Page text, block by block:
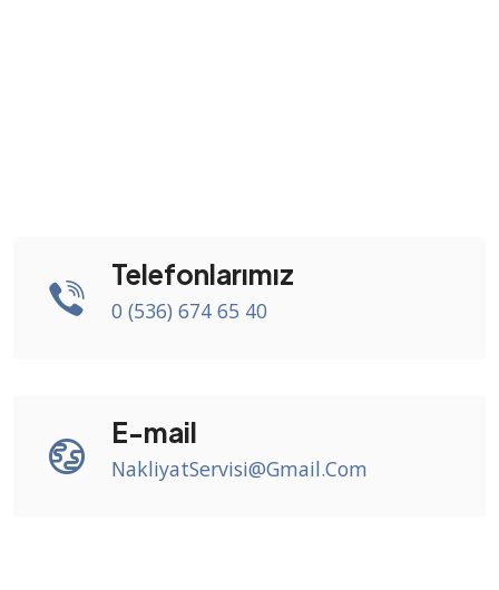
Telefonlarımız
0 (536) 674 65 40
E-mail
NakliyatServisi@Gmail.Com